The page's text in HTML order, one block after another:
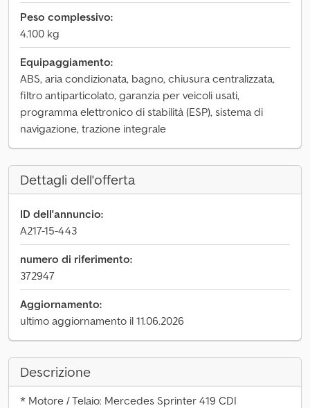
Peso complessivo:
4.100 kg
Equipaggiamento:
ABS, aria condizionata, bagno, chiusura centralizzata,
filtro antiparticolato, garanzia per veicoli usati,
programma elettronico di stabilità (ESP), sistema di
navigazione, trazione integrale
Dettagli dell'offerta
ID dell'annuncio:
A217-15-443
numero di riferimento:
372947
Aggiornamento:
ultimo aggiornamento il 11.06.2026
Descrizione
* Motore / Telaio: Mercedes Sprinter 419 CDI